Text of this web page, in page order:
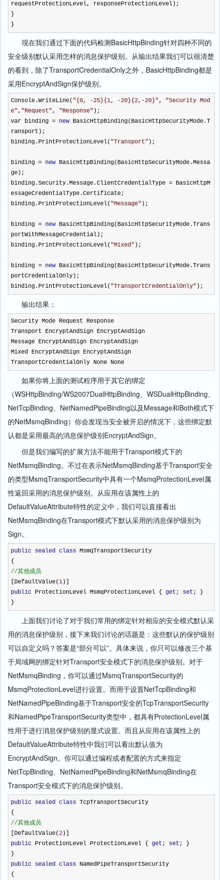
requestProtectionLevel, responseProtectionLevel);
}
}
现在我们通过下面的代码检测BasicHttpBinding针对四种不同的
安全级别默认采用怎样的消息保护级别。从输出结果我们可以很清楚
的看到，除了TransportCredentialOnly之外，BasicHttpBinding都是
采用EncryptAndSign保护级别。
Console.WriteLine( "{0, -25}{1, -20}{2,-20}", "Security Mod
e", "Request", "Response" );
var binding = new BasicHttpBinding(BasicHttpSecurityMode.T
ransport);
binding.PrintProtectionLevel( "Transport" );
binding = new BasicHttpBinding(BasicHttpSecurityMode.Messa
ge);
binding.Security.Message.ClientCredentialType = BasicHttpM
essageCredentialType.Certificate;
binding.PrintProtectionLevel( "Message" );
binding = new BasicHttpBinding(BasicHttpSecurityMode.Trans
portWithMessageCredential);
binding.PrintProtectionLevel( "Mixed" );
binding = new BasicHttpBinding(BasicHttpSecurityMode.Trans
portCredentialOnly);
binding.PrintProtectionLevel( "TransportCredentialOnly" );
输出结果：
Security Mode Request Response
Transport EncryptAndSign EncryptAndSign
Message EncryptAndSign EncryptAndSign
Mixed EncryptAndSign EncryptAndSign
TransportCredentialOnly None None
如果你将上面的测试程序用于其它的绑定
（WSHttpBinding/WS2007DualHttpBinding、WSDualHttpBinding、
NetTcpBinding、NetNamedPipeBinding以及Message和Both模式下
的NetMsmqBinding）你会发现当安全被开启的情况下，这些绑定默
认都是采用最高的消息保护级别EncryptAndSign。
但是我们编写的扩展方法不能用于Transport模式下的
NetMsmqBinding。不过在表示NetMsmqBinding基于Transport安全
的类型MsmqTransportSecurity中具有一个MsmqProtectionLevel属
性返回采用的消息保护级别。从应用在该属性上的
DefaultValueAttribute特性的定义中，我们可以直接看出
NetMsmqBinding在Transport模式下默认采用的消息保护级别为
Sign。
public sealed class MsmqTransportSecurity
{
//其他成员
[DefaultValue(1 )]
public ProtectionLevel MsmqProtectionLevel { get ; set ; }
}
上面我们讨论了对于我们常用的绑定针对相应的安全模式默认采
用的消息保护级别，接下来我们讨论的话题是：这些默认的保护级别
可以自定义吗？答案是“部分可以”。具体来说，你只可以修改三个基
于局域网的绑定针对Transport安全模式下的消息保护级别。对于
NetMsmqBinding，你可以通过MsmqTransportSecurity的
MsmqProtectionLevel进行设置。而用于设置NetTcpBinding和
NetNamedPipeBinding基于Transport安全的TcpTransportSecurity
和NamedPipeTransportSecurity类型中，都具有ProtectionLevel属
性用于进行消息保护级别的显式设置。而且从应用在该属性上的
DefaultValueAttribute特性中我们可以看出默认值为
EncryptAndSign。你可以通过编程或者配置的方式来指定
NetTcpBinding、NetNamedPipeBinding和NetMsmqBinding在
Transport安全模式下的消息保护级别。
public sealed class TcpTransportSecurity
{
//其他成员
[DefaultValue(2 )]
public ProtectionLevel ProtectionLevel { get ; set ; }
}
public sealed class NamedPipeTransportSecurity
{